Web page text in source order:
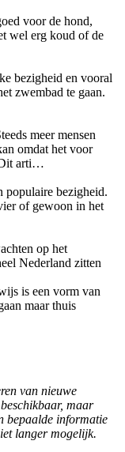
voor de hond,
wel erg koud of de
bezigheid en vooral
zwembad te gaan.
meer mensen
omdat het voor
Dit arti…
populaire bezigheid.
of gewoon in het
op het
Nederland zitten
is een vorm van
maar thuis
van nieuwe
maar
bepaalde informatie
langer mogelijk.